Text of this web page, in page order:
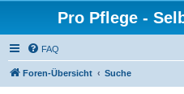
Pro Pflege -
FAQ
Foren-Übersicht Suche